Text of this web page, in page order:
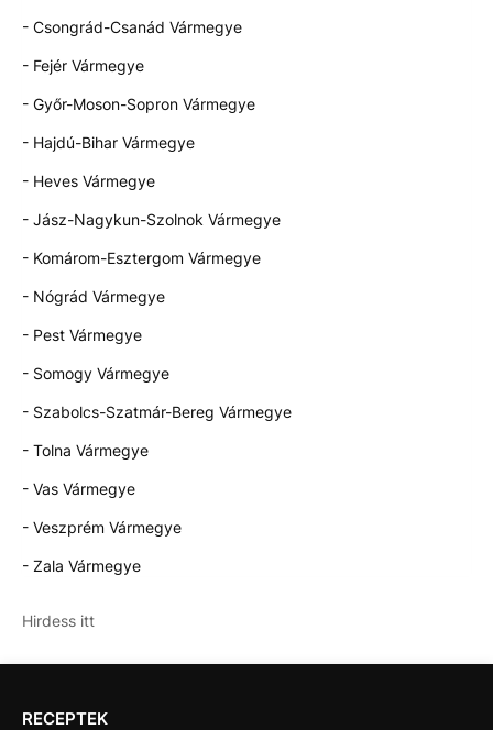
- Csongrád-Csanád Vármegye
- Fejér Vármegye
- Győr-Moson-Sopron Vármegye
- Hajdú-Bihar Vármegye
- Heves Vármegye
- Jász-Nagykun-Szolnok Vármegye
- Komárom-Esztergom Vármegye
- Nógrád Vármegye
- Pest Vármegye
- Somogy Vármegye
- Szabolcs-Szatmár-Bereg Vármegye
- Tolna Vármegye
- Vas Vármegye
- Veszprém Vármegye
- Zala Vármegye
Hirdess itt
RECEPTEK